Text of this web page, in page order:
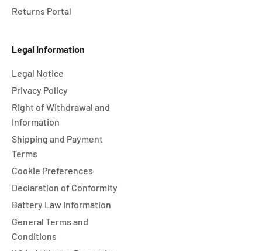
Returns Portal
Legal Information
Legal Notice
Privacy Policy
Right of Withdrawal and
Information
Shipping and Payment
Terms
Cookie Preferences
Declaration of Conformity
Battery Law Information
General Terms and
Conditions